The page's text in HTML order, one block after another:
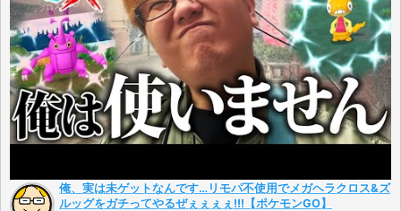
俺、実は未ゲットなんです…リモパ不使用でメガヘラクロス&ズ
ルッグをガチってやるぜぇぇぇぇ!!!【ポケモンGO】